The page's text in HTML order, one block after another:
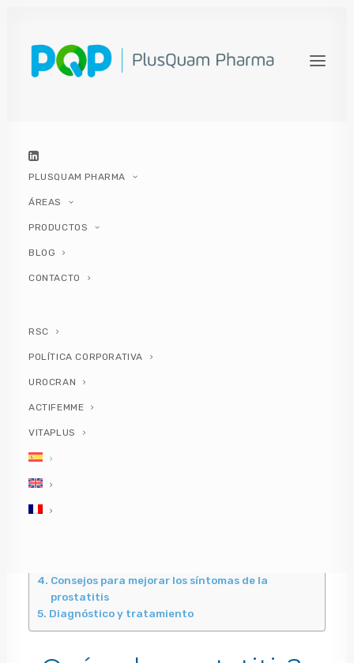
PLUSQUAM PHARMA
ÁREAS
PRODUCTOS
BLOG
CONTACTO
RSC
POLÍTICA CORPORATIVA
UROCRAN
ACTIFEMME
VITAPLUS
PROSTATITIS: SÍNTOMAS,
Contenidos del artículo
Consejos para mejorar los síntomas de la
prostatitis
Diagnóstico y tratamiento